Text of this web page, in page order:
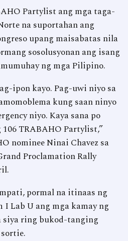
Partylist ang mga taga-
na suportahan ang
upang maisabatas nila
sosolusyonan ang isang
ng mga Pilipino.
ipon kayo. Pag-uwi niyo sa
kung saan ninyo
niyo. Kaya sana po
TRABAHO Partylist,”
nominee Ninai Chavez sa
Proclamation Rally
pormal na itinaas ng
I Lab U ang mga kamay ng
siya ring bukod-tanging